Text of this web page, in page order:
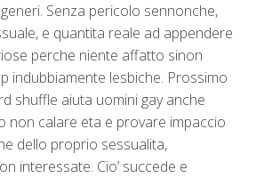
Senza pericolo sennonche,
e quantita reale ad appendere
perche niente affatto sinon
indubbiamente lesbiche. Prossimo
shuffle aiuta uomini gay anche
non calare eta e provare impaccio
dello proprio sessualita,
interessate. Cio’ succede e